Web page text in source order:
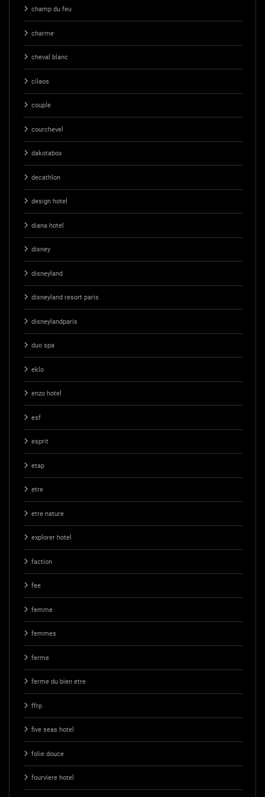
champ du feu
charme
cheval blanc
cilaos
couple
courchevel
dakotabox
decathlon
design hotel
diana hotel
disney
disneyland
disneyland resort paris
disneylandparis
duo spa
eklo
enzo hotel
esf
esprit
etap
etre
etre nature
explorer hotel
faction
fee
femme
femmes
ferme
ferme du bien etre
ffrp
five seas hotel
folie douce
fourviere hotel